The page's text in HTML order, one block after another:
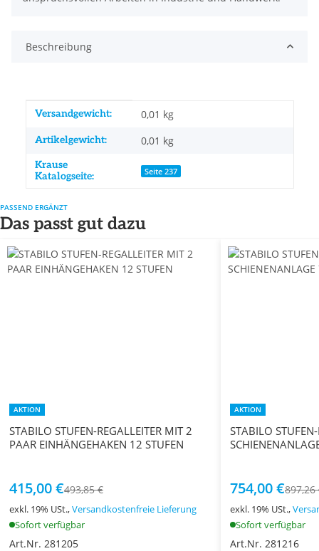
Beschreibung
Produkteigenschaft
Wert
Versandgewicht: 0,01 kg
Artikelgewicht: 0,01 kg
Krause
Katalogseite:
Seite 237
PASSEND ERGÄNZT
Das passt gut dazu
AKTION
STABILO STUFEN-REGALLEITER MIT 2
PAAR EINHÄNGEHAKEN 12 STUFEN
415,00 €493,85 €
exkl. 19% USt.,Versandkostenfreie Lieferung
Sofort verfügbar
Art.Nr. 281205
AKTION
STABILO
754,00 €897,26
exkl. 19% USt.,
Sofort verfügbar
Art.Nr. 281216